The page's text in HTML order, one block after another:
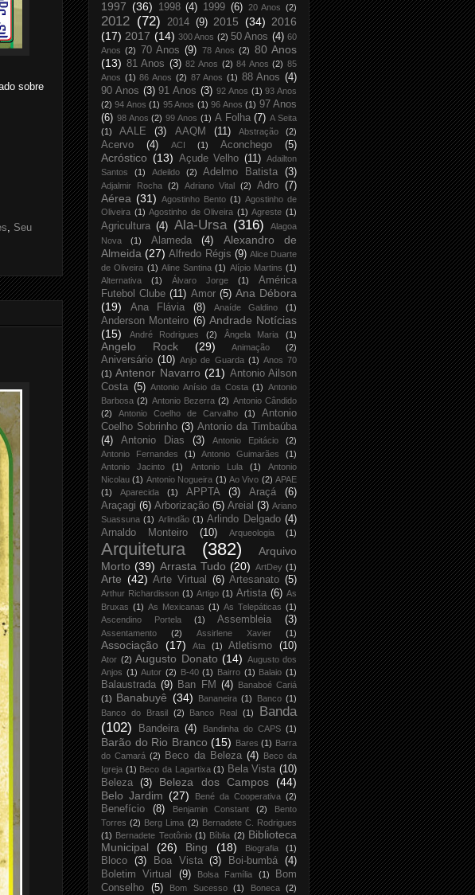
sobre
Seu
1997 (36) 1998 (4) 1999 (6) 20 Anos (2)
2012 (72) 2014 (9) 2015 (34) 2016
(17) 2017 (14) 300 Anos (2) 50 Anos (4) 60
Anos (2) 70 Anos (9) 78 Anos (2) 80 Anos
(13) 81 Anos (3) 82 Anos (2) 84 Anos (2) 85
Anos (1) 86 Anos (2) 87 Anos (1) 88 Anos (4)
90 Anos (3) 91 Anos (3) 92 Anos (1) 93 Anos
(2) 94 Anos (1) 95 Anos (1) 96 Anos (1) 97 Anos
(6) 98 Anos (2) 99 Anos (1) A Folha (7) A Seita
(1)
AALE (3) AAQM (11) Abstração (2)
Acervo (4) ACI (1) Aconchego (5)
Acróstico (13) Açude Velho (11) Adailton
Santos
(1) Adeildo (2) Adelmo Batista (3)
Adjalmir Rocha (2) Adriano Vital (2) Adro (7)
Aérea (31) Agostinho Bento (1) Agostinho de
Oliveira (1) Agostinho de Oliveira (1) Agreste (1)
Agricultura (4) Ala-Ursa (316)
Alagoa
Nova
(1) Alameda (4)
Alexandro de
Almeida (27) Alfredo Régis (9) Alice Duarte
de Oliveira (1) Aline Santina (1) Alípio Martins (1)
Alternativa
(1) Álvaro Jorge (1)
América
Futebol Clube (11) Amor (5) Ana Débora
(19)
Ana Flávia (8) Anaíde Galdino (1)
Anderson Monteiro (6) Andrade Notícias
(15)
André Rodrigues (2) Ângela Maria (1)
Angelo Rock (29) Animação (2)
Aniversário (10) Anjo de Guarda (1) Anos 70
(1) Antenor Navarro (21) Antonio Ailson
Costa (5) Antonio Anísio da Costa (1) Antonio
Barbosa (2) Antonio Bezerra (2) Antonio Cândido
(2)
Antonio Coelho de Carvalho (1)
Antonio
Coelho Sobrinho (3) Antonio da Timbaúba
(4)
Antonio Dias (3) Antonio Epitácio
(2)
Antonio Fernandes
(1) Antonio Guimarães
(1)
Antonio Jacinto
(1) Antonio Lula (1)
Antonio
Nicolau (1) Antonio Nogueira (1) Ao Vivo (2) APAE
(1)
Aparecida (1) APPTA (3) Araçá
(6)
Araçagi (6) Arborização (5) Areial (3) Ariano
Suassuna (1) Arlindão (1) Arlindo Delgado (4)
Arnaldo Monteiro
(10) Arqueologia (1)
Arquitetura (382)
Arquivo
Morto (39) Arrasta Tudo (20) ArtDey (1)
Arte (42) Arte Virtual (6) Artesanato (5)
Arthur Richardisson (1) Artigo (1) Artista (6) As
Bruxas (1) As Mexicanas (1) As Telepáticas (1)
Ascendino Portela
(1) Assembleia (3)
Assentamento (2) Assirlene Xavier (1)
Associação (17) Ata (1) Atletismo (10)
Ator (2) Augusto Donato (14) Augusto dos
Anjos (1) Autor (2) B-40 (1) Bairro (1) Balaio (1)
Balaustrada (9) Ban FM (4)
Banaboé Cariá
(1) Banabuyê (34) Bananeira (1) Banco (1)
Banco do Brasil
(2) Banco Real (1)
Banda
(102)
Bandeira (4) Bandinha do CAPS (1)
Barão do Rio Branco (15) Bares (1) Barra
do Camará (2) Beco da Beleza (4)
Beco da
Igreja (1) Beco da Lagartixa (1) Bela Vista (10)
Beleza
(3) Beleza dos Campos (44)
Belo Jardim (27) Bené da Cooperativa (2)
Benefício (8) Benjamin Constant (2)
Bento
Torres (2) Berg Lima (2) Bernadete C. Rodrigues
(1) Bernadete Teotônio (1) Bíblia (2) Biblioteca
Municipal
(26) Bing (18) Biografia (1)
Bloco (3) Boa Vista (3) Boi-bumbá
(4)
Boletim Virtual
(9) Bolsa Família (1)
Bom
Conselho
(5) Bom Sucesso (1) Boneca (2)